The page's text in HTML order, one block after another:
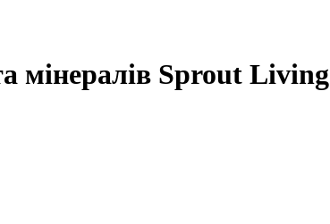
мінералів Sprout Living